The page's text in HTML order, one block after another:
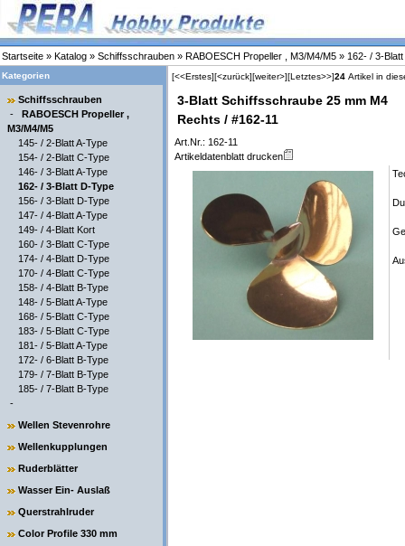
Startseite » Katalog » Schiffsschrauben » RABOESCH Propeller , M3/M4/M5 » 162- / 3-
Kategorien
Schiffsschrauben
- RABOESCH Propeller ,
M3/M4/M5
145- / 2-Blatt A-Type
154- / 2-Blatt C-Type
146- / 3-Blatt A-Type
162- / 3-Blatt D-Type
156- / 3-Blatt D-Type
147- / 4-Blatt A-Type
149- / 4-Blatt Kort
160- / 3-Blatt C-Type
174- / 4-Blatt D-Type
170- / 4-Blatt C-Type
158- / 4-Blatt B-Type
148- / 5-Blatt A-Type
168- / 5-Blatt C-Type
183- / 5-Blatt C-Type
181- / 5-Blatt A-Type
172- / 6-Blatt B-Type
179- / 7-Blatt B-Type
185- / 7-Blatt B-Type
-
Wellen Stevenrohre
Wellenkupplungen
Ruderblätter
Wasser Ein- Auslaß
Querstrahlruder
Color Profile 330 mm
[<<Erstes][<zurück][weiter>][Letztes>>]24 Artikel in
3-Blatt Schiffsschraube 25 mm M4
Rechts / #162-11
Art.Nr.: 162-11
Artikeldatenblatt drucken